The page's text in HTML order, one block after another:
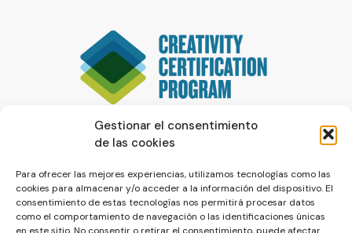
Gestionar el consentimiento
de las cookies
Para ofrecer las mejores experiencias, utilizamos tecnologías como las
cookies para almacenar y/o acceder a la información del dispositivo. El
consentimiento de estas tecnologías nos permitirá procesar datos
como el comportamiento de navegación o las identificaciones únicas